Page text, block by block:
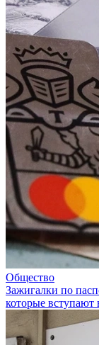
Общество
Зажигалки по
которые вступают